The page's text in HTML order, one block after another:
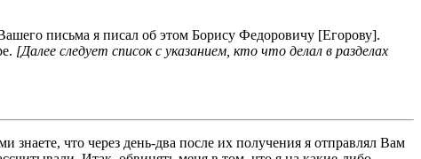
письма я писал об этом Борису Федоровичу [Егорову].
[Далее следует список с указанием, кто что делал в разделах
что через день-два после их получения я отправлял Вам